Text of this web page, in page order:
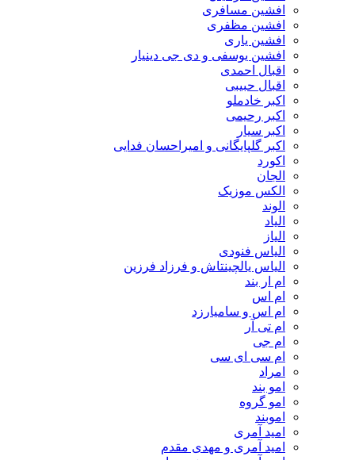
افشین مسافری
افشین مظفری
افشین یاری
افشین یوسفی و دی جی دینیار
اقبال احمدی
اقبال حبیبی
اکبر خادملو
اکبر رحیمی
اکبر سیار
اکبر گلپایگانی و امیراحسان فدایی
اکورد
الجان
الکس موزیک
الوند
الیاد
الیاز
الیاس فنودی
الیاس یالچینتاش و فرزاد فرزین
ام‌ ار بند
ام اس
ام اس و سامیارزد
ام تی آر
ام جی
ام سی ای سی
امراد
امو بند
امو گروه
اموبند
امید آمری
امید آمری و مهدی مقدم